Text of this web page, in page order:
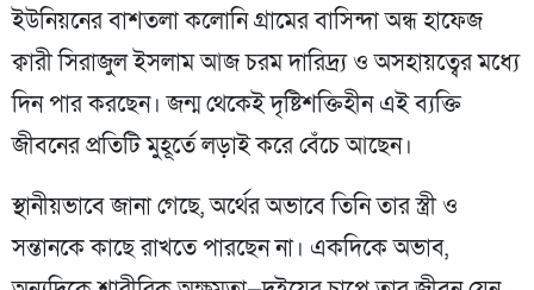
ইউনিয়নের বাশতলা কলোনি গ্রামের বাসিন্দা অন্ধ হাফেজ
ক্বারী সিরাজুল ইসলাম আজ চরম দারিদ্র্য ও অসহায়ত্বের মধ্যে
দিন পার করছেন। জন্ম থেকেই দৃষ্টিশক্তিহীন এই ব্যক্তি
জীবনের প্রতিটি মুহূর্তে লড়াই করে বেঁচে আছেন।
স্থানীয়ভাবে জানা গেছে, অর্থের অভাবে তিনি তার স্ত্রী ও
সন্তানকে কাছে রাখতে পারছেন না। একদিকে অভাব,